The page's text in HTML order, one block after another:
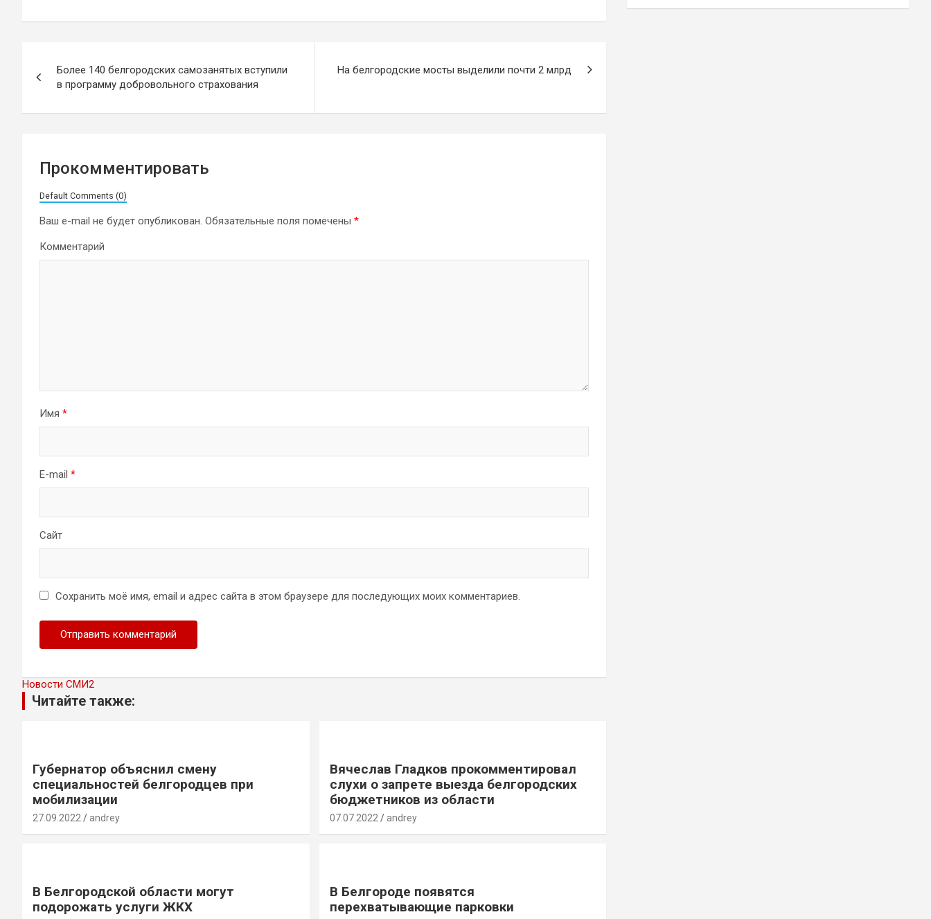
по
записям
Более 140 белгородских самозанятых вступили
в программу добровольного страхования
На белгородские мосты выделили почти 2 млрд
Прокомментировать
Default Comments (0)
Ваш e-mail не будет опубликован. Обязательные поля помечены *
Комментарий
Имя *
E-mail *
Сайт
Сохранить моё имя, email и адрес сайта в этом браузере для последующих моих комментариев.
Новости СМИ2
Читайте также:
Губернатор объяснил смену
специальностей белгородцев при
мобилизации
27.09.2022 andrey
Вячеслав Гладков прокомментировал
слухи о запрете выезда белгородских
бюджетников из области
07.07.2022 andrey
В Белгородской области могут
подорожать услуги ЖКХ
В Белгороде появятся
перехватывающие парковки